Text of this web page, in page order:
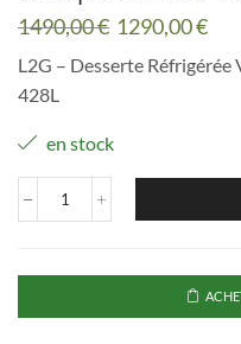
1490,00€ Le
initial
1290,00€Le
L2G – Desserte
428L
en stock
quantité
-
Réfrigérée